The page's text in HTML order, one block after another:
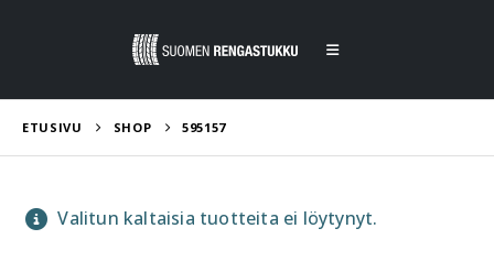
ETUSIVU SHOP 595157
Valitun kaltaisia tuotteita ei löytynyt.